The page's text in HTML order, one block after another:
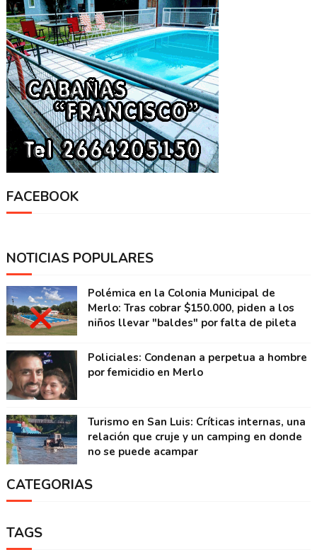
FACEBOOK
NOTICIAS POPULARES
Polémica en la Colonia Municipal de
Merlo: Tras cobrar $150.000, piden a los
niños llevar "baldes" por falta de pileta
Policiales: Condenan a perpetua a hombre
por femicidio en Merlo
Turismo en San Luis: Críticas internas, una
relación que cruje y un camping en donde
no se puede acampar
CATEGORIAS
TAGS